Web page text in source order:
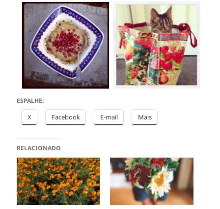
ESPALHE:
X Facebook E-mail Mais
RELACIONADO